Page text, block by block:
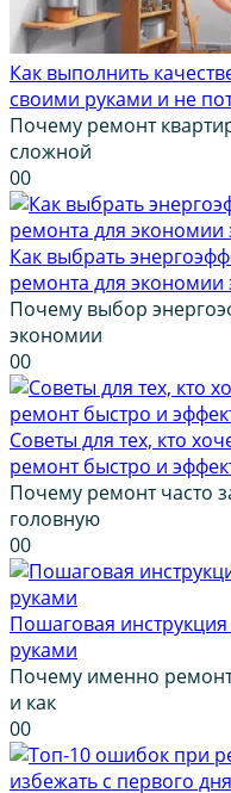
Как выполнить
своими руками и не
Почему ремонт
сложной
00
Как выбрать
ремонта для экономии
Почему выбор
экономии
00
Советы для тех, кто
ремонт быстро и
Почему ремонт часто
головную
00
Пошаговая
руками
Почему именно
и как
00